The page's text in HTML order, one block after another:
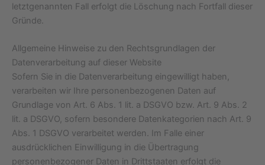
letztgenannten Fall erfolgt die Löschung nach Fortfall dieser
Gründe.
Allgemeine Hinweise zu den Rechtsgrundlagen der
Datenverarbeitung auf dieser Website
Sofern Sie in die Datenverarbeitung eingewilligt haben,
verarbeiten wir Ihre personenbezogenen Daten auf
Grundlage von Art. 6 Abs. 1 lit. a DSGVO bzw. Art. 9 Abs. 2
lit. a DSGVO, sofern besondere Datenkategorien nach Art. 9
Abs. 1 DSGVO verarbeitet werden. Im Falle einer
ausdrücklichen Einwilligung in die Übertragung
personenbezogener Daten in Drittstaaten erfolgt die